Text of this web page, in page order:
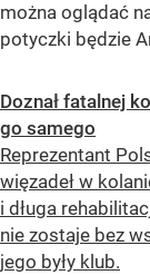
można oglądać
potyczki będzie
Doznał fatalnej
go samego
Reprezentant
więzadeł w
i długa
nie zostaje bez
jego były klub.